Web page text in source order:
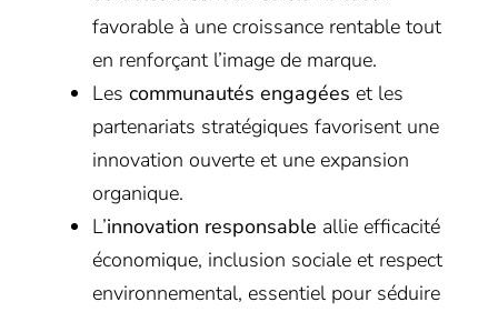
favorable à une croissance rentable tout
en renforçant l’image de marque.
Les communautés engagées et les
partenariats stratégiques favorisent une
innovation ouverte et une expansion
organique.
L’innovation responsable allie efficacité
économique, inclusion sociale et respect
environnemental, essentiel pour séduire